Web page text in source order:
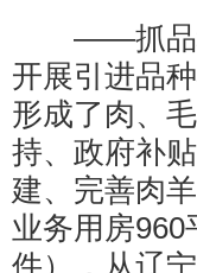
——抓品种
开展引进品
形成了肉、
持、政府补
建、完善肉
业务用房
件），从辽